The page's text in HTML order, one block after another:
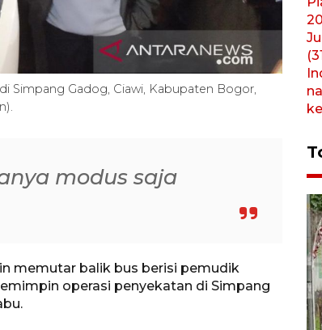
Simpang Gadog, Ciawi, Kabupaten Bogor,
modus saja
memutar balik bus berisi pemudik
operasi penyekatan di Simpang